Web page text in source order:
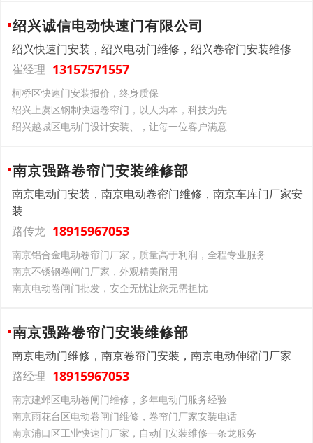
绍兴诚信电动快速门有限公司
绍兴快速门安装，绍兴电动门维修，绍兴卷帘门安装维修
崔经理 13157571557
柯桥区快速门安装报价，终身质保
绍兴上虞区钢制快速卷帘门，以人为本，科技为先
绍兴越城区电动门设计安装、，让每一位客户满意
南京强路卷帘门安装维修部
南京电动门安装，南京电动卷帘门维修，南京车库门厂家安
装
路传龙 18915967053
南京铝合金电动卷帘门厂家，质量高于利润，全程专业服务
南京不锈钢卷闸门厂家，外观精美耐用
南京电动卷闸门批发，安全无忧让您无需担忧
南京强路卷帘门安装维修部
南京电动门维修，南京卷帘门安装，南京电动伸缩门厂家
路经理 18915967053
南京建邺区电动卷闸门维修，多年电动门服务经验
南京雨花台区电动卷闸门维修，卷帘门厂家安装电话
南京浦口区工业快速门厂家，自动门安装维修一条龙服务